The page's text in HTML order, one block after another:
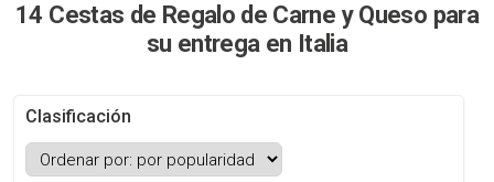
14 Cestas de Regalo de Carne y Queso para
su entrega en Italia
Clasificación